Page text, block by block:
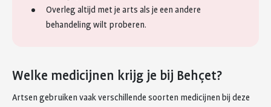
Overleg altijd met je arts als je een andere
behandeling wilt proberen.
Welke medicijnen krijg je bij Behçet?
Artsen gebruiken vaak verschillende soorten medicijnen bij deze